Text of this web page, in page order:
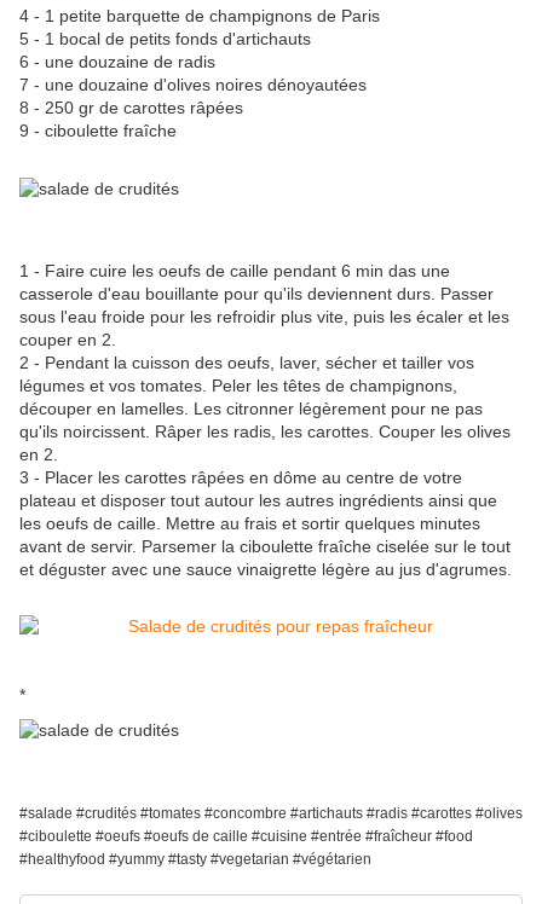
4 - 1 petite barquette de champignons de Paris
5 - 1 bocal de petits fonds d'artichauts
6 - une douzaine de radis
7 - une douzaine d'olives noires dénoyautées
8 - 250 gr de carottes râpées
9 - ciboulette fraîche
1 - Faire cuire les oeufs de caille pendant 6 min das une
casserole d'eau bouillante pour qu'ils deviennent durs. Passer
sous l'eau froide pour les refroidir plus vite, puis les écaler et les
couper en 2.
2 - Pendant la cuisson des oeufs, laver, sécher et tailler vos
légumes et vos tomates. Peler les têtes de champignons,
découper en lamelles. Les citronner légèrement pour ne pas
qu'ils noircissent. Râper les radis, les carottes. Couper les olives
en 2.
3 - Placer les carottes râpées en dôme au centre de votre
plateau et disposer tout autour les autres ingrédients ainsi que
les oeufs de caille. Mettre au frais et sortir quelques minutes
avant de servir. Parsemer la ciboulette fraîche ciselée sur le tout
et déguster avec une sauce vinaigrette légère au jus d'agrumes.
*
#salade #crudités #tomates #concombre #artichauts #radis #carottes #olives
#ciboulette #oeufs #oeufs de caille #cuisine #entrée #fraîcheur #food
#healthyfood #yummy #tasty #vegetarian #végétarien